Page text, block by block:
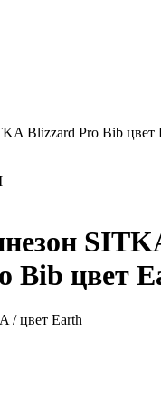
Bib цвет
/ цвет Earth